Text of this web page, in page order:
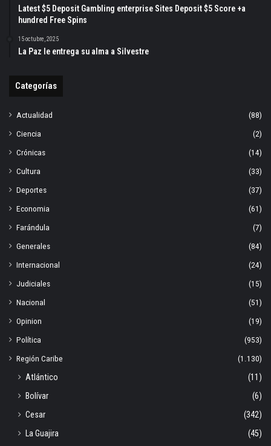
Latest $5 Deposit Gambling enterprise Sites Deposit $5 Score +a
hundred Free Spins
15 octubre, 2025
La Paz le entrega su alma a Silvestre
Categorías
Actualidad
(88)
Ciencia
(2)
Crónicas
(14)
Cultura
(33)
Deportes
(37)
Economia
(61)
Farándula
(7)
Generales
(84)
Internacional
(24)
Judiciales
(15)
Nacional
(51)
Opinion
(19)
Política
(953)
Región Caribe
(1.130)
Atlántico
(11)
Bolívar
(6)
Cesar
(342)
La Guajira
(45)